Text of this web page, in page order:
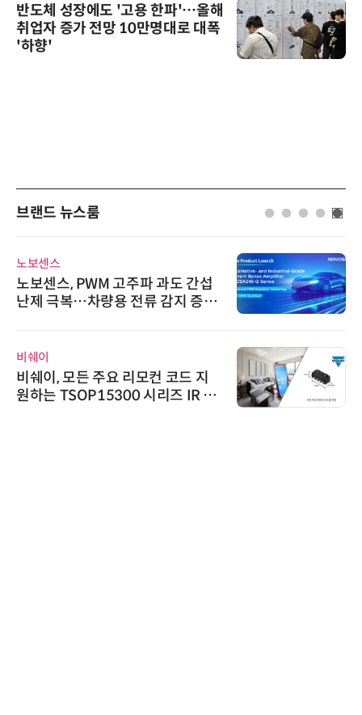
반도체 성장에도 '고용 한파'…올해
취업자 증가 전망 10만명대로 대폭
'하향'
브랜드 뉴스룸
노보센스
노보센스, PWM 고주파 과도 간섭
난제 극복…차량용 전류 감지 증폭
비쉐이
비쉐이, 모든 주요 리모컨 코드 지
원하는 TSOP15300 시리즈 IR 수